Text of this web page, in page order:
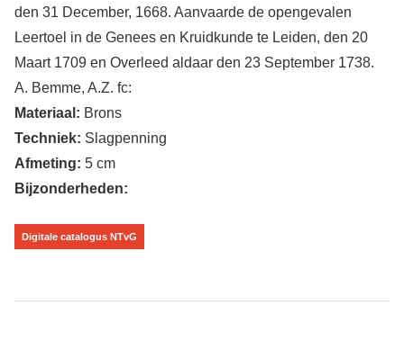
den 31 December, 1668. Aanvaarde de opengevalen
Leertoel in de Genees en Kruidkunde te Leiden, den 20
Maart 1709 en Overleed aldaar den 23 September 1738.
A. Bemme, A.Z. fc:
Materiaal: Brons
Techniek: Slagpenning
Afmeting: 5 cm
Bijzonderheden:
Digitale catalogus NTvG